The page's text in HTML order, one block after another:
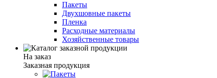
Пакеты
Двухшовные пакеты
Пленка
Расходные материалы
Хозяйственные товары
На заказ
Заказная продукция